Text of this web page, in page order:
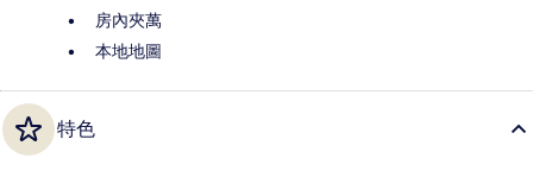
房內夾萬
本地地圖
特色